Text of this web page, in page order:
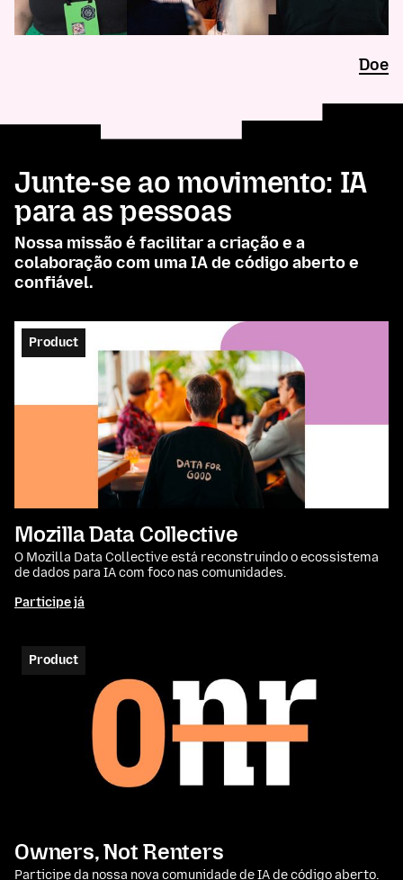
Doe
Junte-se ao movimento: IA
para as pessoas
Nossa missão é facilitar a criação e a
colaboração com uma IA de código aberto e
confiável.
Mozilla Data Collective
Product
O Mozilla Data Collective está reconstruindo o ecossistema
de dados para IA com foco nas comunidades.
Participe já
Owners, Not Renters
Product
Participe da nossa nova comunidade de IA de código aberto.